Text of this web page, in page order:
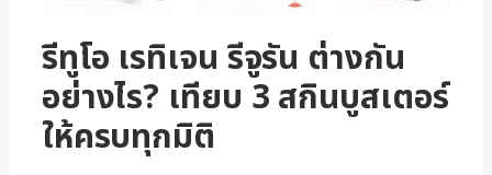
รีทูโอ เรทิเจน รีจูรัน ต่างกัน
อย่างไร? เทียบ 3 สกินบูสเตอร์
ให้ครบทุกมิติ